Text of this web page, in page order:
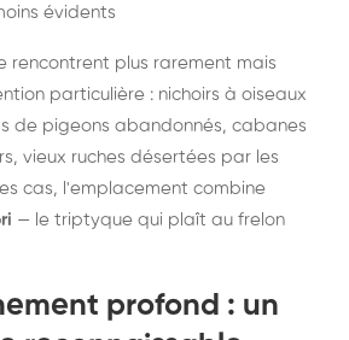
évidents
rencontrent plus rarement mais
particulière : nichoirs à oiseaux
de pigeons abandonnés, cabanes
vieux ruches désertées par les
cas, l'emplacement combine
— le triptyque qui plaît au frelon
profond : un